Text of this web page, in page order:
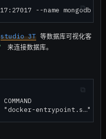
--name mongodb -d
studio 3T 等数据库可视化客
来连接数据库。
COMMAND